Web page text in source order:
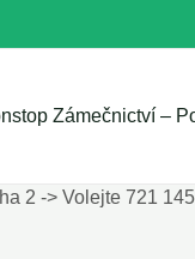
Zámečnictví –
2 -> Volejte 721